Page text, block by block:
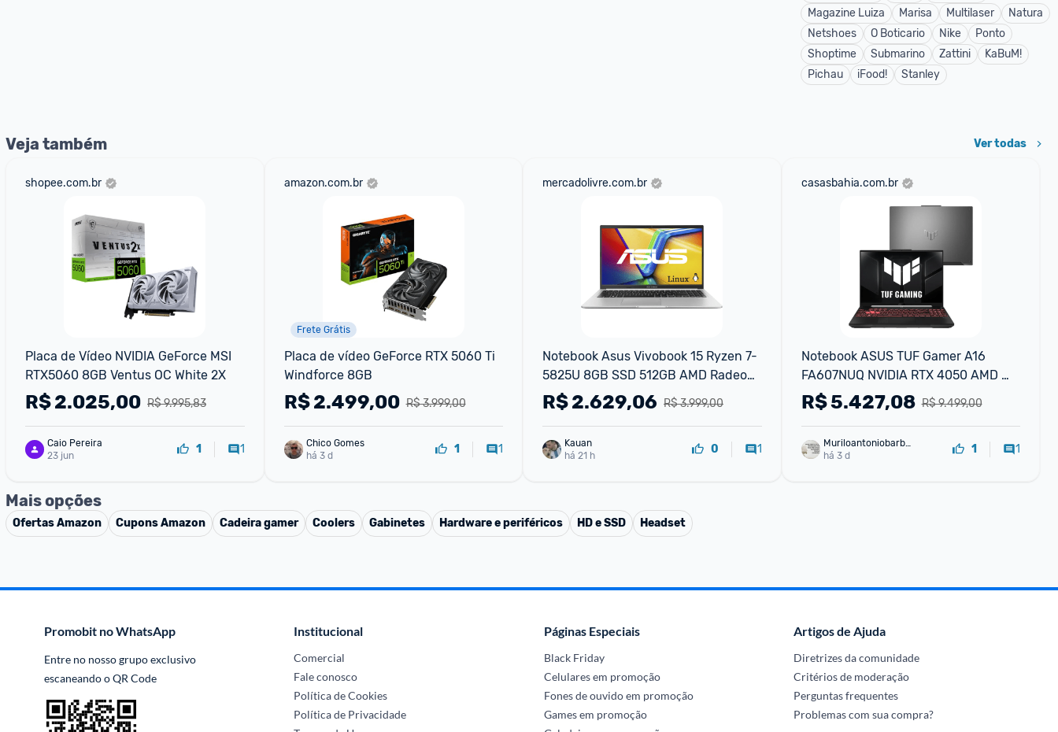
Magazine Luiza
Marisa Multilaser
Natura
Netshoes
O Boticario Nike
Ponto
Shoptime
Submarino Zattini
KaBuM!
Pichau
iFood! Stanley
Veja também Ver todas
shopee.com.br
Placa de Vídeo NVIDIA GeForce MSI
RTX5060 8GB Ventus OC White 2X
R$ 9.995,83
R$2.025,00
Caio Pereira
23 jun
1 1
amazon.com.br
Frete Grátis
Placa de vídeo GeForce RTX 5060 Ti
Windforce 8GB
R$ 3.999,00
R$2.499,00
Chico Gomes
há 3 d
1 1
mercadolivre.com.br
Notebook Asus Vivobook 15 Ryzen 7-
5825U 8GB SSD 512GB AMD Radeon
Graphics Tela 15,6" FHD Linux
KeepOS - M1502YA-NJ611
R$ 3.999,00
R$2.629,06
Kauan
há 21 h
0 1
casasbahia.com.br
Notebook ASUS TUF Gamer A16
FA607NUQ NVIDIA RTX 4050 AMD
Ryzen 7 8GB RAM 512GB SSD Linux
16" LCD LED IPS FHD 144Hz-RL035
R$ 9.499,00
R$5.427,08
Muriloantoniobarbo
sa
há 3 d 1 1
Mais opções
OfertasAmazon CuponsAmazon Cadeira gamer Coolers Gabinetes Hardware e periféricos HD e SSD Headset
Promobit no WhatsApp
Entre no nosso grupo exclusivo
escaneando o QR Code
Institucional
Comercial
Fale conosco
Política de Cookies
Política de Privacidade
Páginas Especiais
Black Friday
Celulares em promoção
Fones de ouvido em promoção
Games em promoção
Artigos de Ajuda
Diretrizes da comunidade
Critérios de moderação
Perguntas frequentes
Problemas com sua compra?